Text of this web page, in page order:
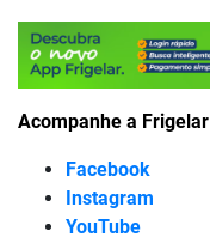
Acompanhe a Frigelar
Facebook
Instagram
YouTube